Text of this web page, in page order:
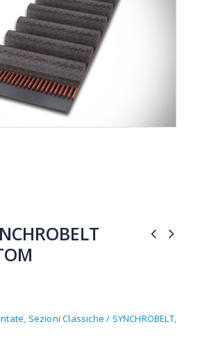
Sezioni Classiche / SYNCHROBELT,